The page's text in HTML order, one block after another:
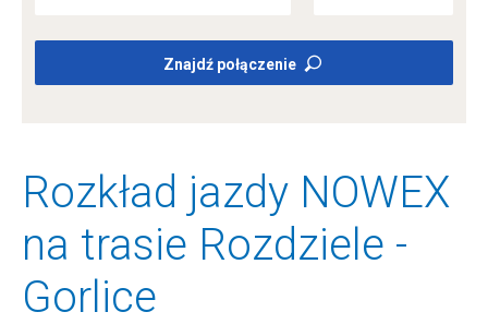
Znajdź połączenie
Rozkład jazdy NOWEX
na trasie Rozdziele -
Gorlice